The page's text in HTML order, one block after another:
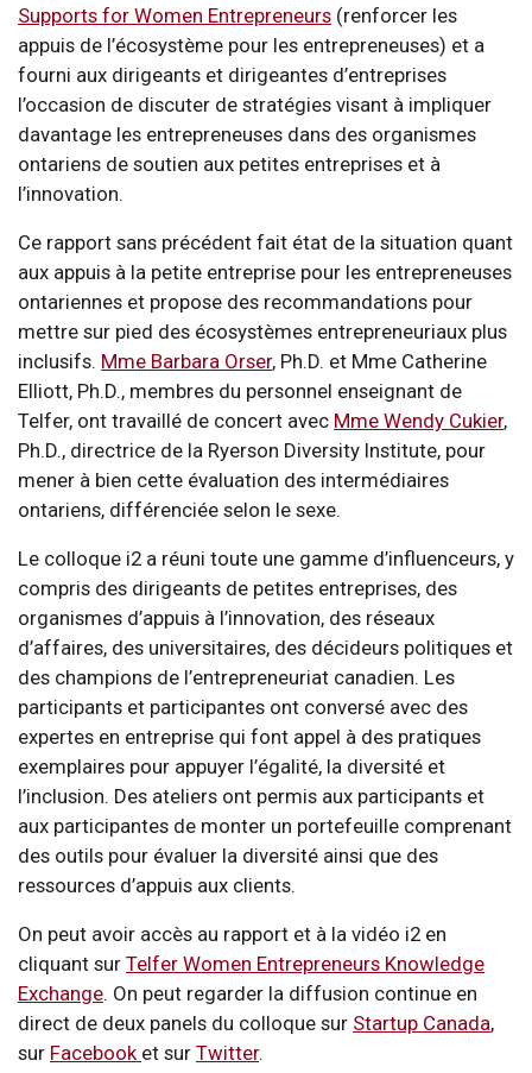
Supports for Women Entrepreneurs (renforcer les
appuis de l’écosystème pour les entrepreneuses) et a
fourni aux dirigeants et dirigeantes d’entreprises
l’occasion de discuter de stratégies visant à impliquer
davantage les entrepreneuses dans des organismes
ontariens de soutien aux petites entreprises et à
l’innovation.
Ce rapport sans précédent fait état de la situation quant
aux appuis à la petite entreprise pour les entrepreneuses
ontariennes et propose des recommandations pour
mettre sur pied des écosystèmes entrepreneuriaux plus
inclusifs. Mme Barbara Orser, Ph.D. et Mme Catherine
Elliott, Ph.D., membres du personnel enseignant de
Telfer, ont travaillé de concert avec Mme Wendy Cukier,
Ph.D., directrice de la Ryerson Diversity Institute, pour
mener à bien cette évaluation des intermédiaires
ontariens, différenciée selon le sexe.
Le colloque i2 a réuni toute une gamme d’influenceurs, y
compris des dirigeants de petites entreprises, des
organismes d’appuis à l’innovation, des réseaux
d’affaires, des universitaires, des décideurs politiques et
des champions de l’entrepreneuriat canadien. Les
participants et participantes ont conversé avec des
expertes en entreprise qui font appel à des pratiques
exemplaires pour appuyer l’égalité, la diversité et
l’inclusion. Des ateliers ont permis aux participants et
aux participantes de monter un portefeuille comprenant
des outils pour évaluer la diversité ainsi que des
ressources d’appuis aux clients.
On peut avoir accès au rapport et à la vidéo i2 en
cliquant sur Telfer Women Entrepreneurs Knowledge
Exchange. On peut regarder la diffusion continue en
direct de deux panels du colloque sur Startup Canada,
sur Facebook et sur Twitter.